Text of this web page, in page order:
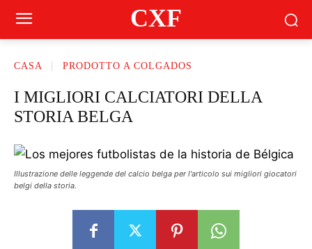
CXF
CASA PRODOTTO A COLGADOS
I MIGLIORI CALCIATORI DELLA
STORIA BELGA
Illustrazione delle leggende del calcio belga per l'articolo sui migliori giocatori
belgi della storia.